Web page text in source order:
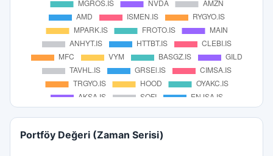
Portföy Değeri (Zaman Serisi)